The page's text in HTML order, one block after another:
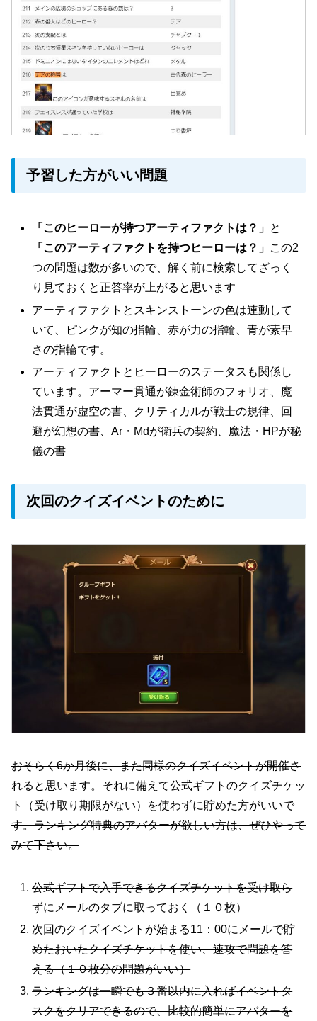
予習した方がいい問題
「このヒーローが持つアーティファクトは？」 と
「このアーティファクトを持つヒーローは？」 この2
つの問題は数が多いので、解く前に検索してざっく
り見ておくと正答率が上がると思います
アーティファクトとスキンストーンの色は連動して
いて、ピンクが知の指輪、赤が力の指輪、青が素早
さの指輪です。
アーティファクトとヒーローのステータスも関係し
ています。アーマー貫通が錬金術師のフォリオ、魔
法貫通が虚空の書、クリティカルが戦士の規律、回
避が幻想の書、Ar・Mdが衛兵の契約、魔法・HPが秘
儀の書
次回のクイズイベントのために
おそらく6か月後に、また同様のクイズイベントが開催さ
れると思います。それに備えて公式ギフトのクイズチケッ
ト（受け取り期限がない）を使わずに貯めた方がいいで
す。ランキング特典のアバターが欲しい方は、ぜひやって
みて下さい。
公式ギフトで入手できるクイズチケットを受け取ら
ずにメールのタブに取っておく（１０枚）
次回のクイズイベントが始まる11：00にメールで貯
めたおいたクイズチケットを使い、速攻で問題を答
える（１０枚分の問題がいい）
ランキングは一瞬でも３番以内に入ればイベントタ
スクをクリアできるので、比較的簡単にアバターを